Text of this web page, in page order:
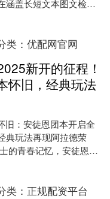
涵盖长短文本图文检
在内的29项权威公开基
类： 优配网官网
新开的征程！
怀旧，经典玩法
旧：安徒恩团本开启全
典玩法再现阿拉德荣
的青春记忆，安徒恩攻
仍在回响。86版本作为
类： 正规配资平台